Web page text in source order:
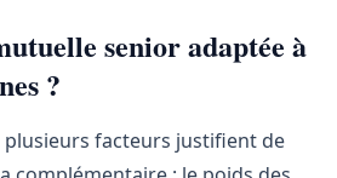
senior adaptée à
?
plusieurs facteurs justifient de